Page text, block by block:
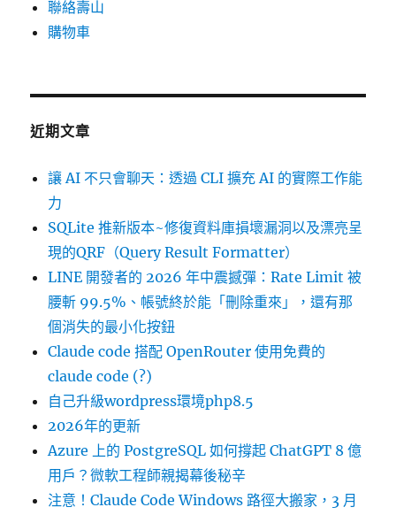
聯絡壽山
購物車
近期文章
讓 AI 不只會聊天：透過 CLI 擴充 AI 的實際工作能
力
SQLite 推新版本~修復資料庫損壞漏洞以及漂亮呈
現的QRF（Query Result Formatter）
LINE 開發者的 2026 年中震撼彈：Rate Limit 被
腰斬 99.5%、帳號終於能「刪除重來」，還有那
個消失的最小化按鈕
Claude code 搭配 OpenRouter 使用免費的
claude code (?)
自己升級wordpress環境php8.5
2026年的更新
Azure 上的 PostgreSQL 如何撐起 ChatGPT 8 億
用戶？微軟工程師親揭幕後秘辛
注意！Claude Code Windows 路徑大搬家，3 月